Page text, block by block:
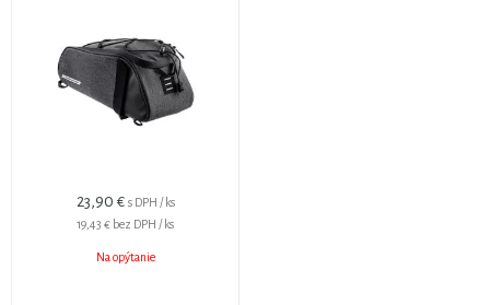
23,90 € s DPH / ks
19,43 € bez DPH / ks
Na opýtanie